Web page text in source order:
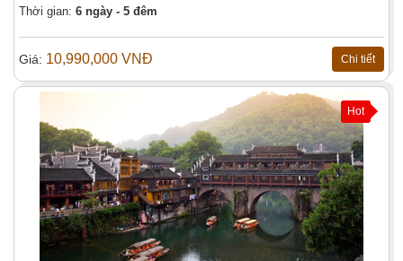
Thời gian: 6 ngày - 5 đêm
Giá: 10,990,000 VNĐ Chi tiết
Hot